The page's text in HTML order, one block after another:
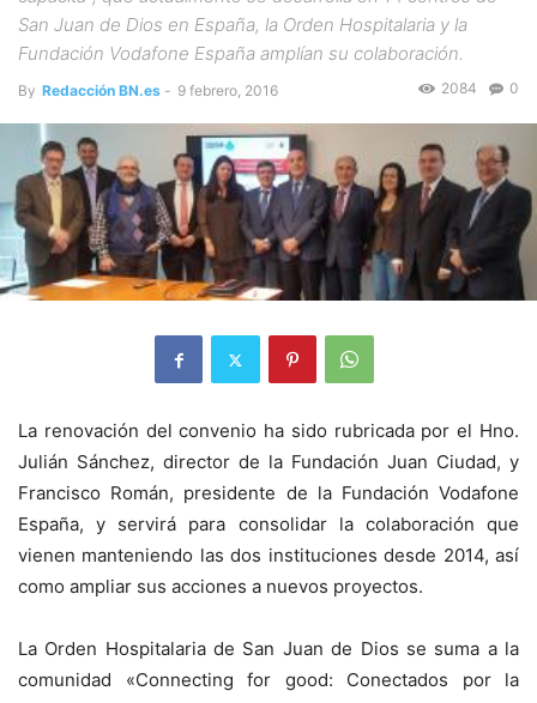
San Juan de Dios en España, la Orden Hospitalaria y la
Fundación Vodafone España amplían su colaboración.
By Redacción BN.es - 9 febrero, 2016 0
2084
La renovación del convenio ha sido rubricada por el Hno.
Julián Sánchez, director de la Fundación Juan Ciudad, y
Francisco Román, presidente de la Fundación Vodafone
España, y servirá para consolidar la colaboración que
vienen manteniendo las dos instituciones desde 2014, así
como ampliar sus acciones a nuevos proyectos.
La Orden Hospitalaria de San Juan de Dios se suma a la
comunidad «Connecting for good: Conectados por la